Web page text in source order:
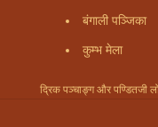
बंगाली पञ्जिका
कुम्भ मेला
द्रिक पञ्चाङ्ग और पण्डितजी